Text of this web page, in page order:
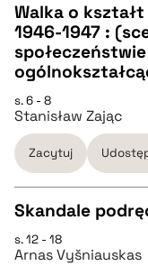
BIBTEX
pobierz cytat
CZYSTY TEKST
pobierz cytat
BIBTEX
pobierz cytat
Walka o
1946-1947 :
s. 6 - 8
Stanisław Zając
Zacytuj
CZYSTY TEKST
Skandale
s. 12 - 18
Arnas Vyšniauskas